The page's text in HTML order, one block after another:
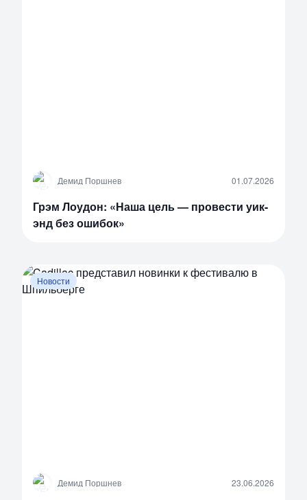
Д Демид Поршнев 01.07.2026
Грэм Лоудон: «Наша цель — провести уик-
энд без ошибок»
Новости
Д Демид Поршнев 23.06.2026